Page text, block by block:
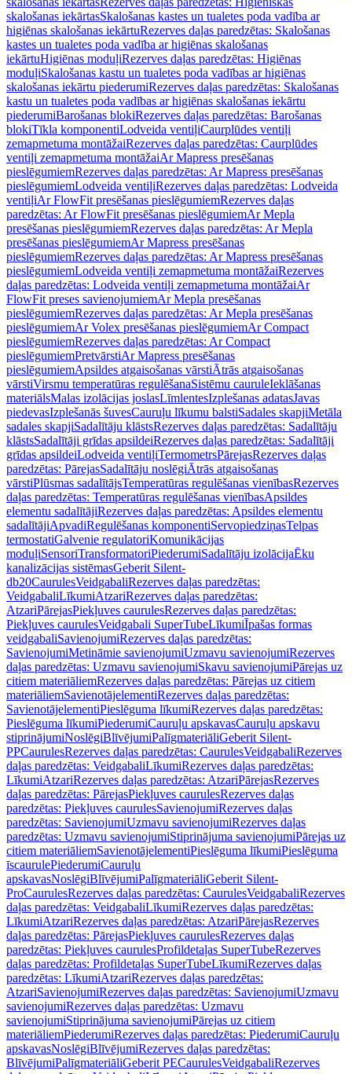
skalošanas iekārtasSkalošanas kastes un tualetes poda vadība ar
higiēnas skalošanas iekārtuRezerves daļas paredzētas: Skalošanas
kastes un tualetes poda vadība ar higiēnas skalošanas
iekārtuHigiēnas moduļiRezerves daļas paredzētas: Higiēnas
moduļiSkalošanas kastu un tualetes poda vadības ar higiēnas
skalošanas iekārtu piederumiRezerves daļas paredzētas: Skalošanas
kastu un tualetes poda vadības ar higiēnas skalošanas iekārtu
piederumiBarošanas blokiRezerves daļas paredzētas: Barošanas
blokiTīkla komponentiLodveida ventiļiCaurplūdes ventiļi
zemapmetuma montāžaiRezerves daļas paredzētas: Caurplūdes
ventiļi zemapmetuma montāžaiAr Mapress presēšanas
pieslēgumiemRezerves daļas paredzētas: Ar Mapress presēšanas
pieslēgumiemLodveida ventiļiRezerves daļas paredzētas: Lodveida
ventiļiAr FlowFit presēšanas pieslēgumiemRezerves daļas
paredzētas: Ar FlowFit presēšanas pieslēgumiemAr Mepla
presēšanas pieslēgumiemRezerves daļas paredzētas: Ar Mepla
presēšanas pieslēgumiemAr Mapress presēšanas
pieslēgumiemRezerves daļas paredzētas: Ar Mapress presēšanas
pieslēgumiemLodveida ventiļi zemapmetuma montāžaiRezerves
daļas paredzētas: Lodveida ventiļi zemapmetuma montāžaiAr
FlowFit preses savienojumiemAr Mepla presēšanas
pieslēgumiemRezerves daļas paredzētas: Ar Mepla presēšanas
pieslēgumiemAr Volex presēšanas pieslēgumiemAr Compact
pieslēgumiemRezerves daļas paredzētas: Ar Compact
pieslēgumiemPretvārstiAr Mapress presēšanas
pieslēgumiemApsildes atgaisošanas vārstiĀtrās atgaisošanas
vārstiVirsmu temperatūras regulēšanaSistēmu cauruleIeklāšanas
materiālsMalas izolācijas joslasLīmlentesIzplešanas adatasJavas
piedevasIzplešanās šuvesCauruļu līkumu balstiSadales skapjiMetāla
sadales skapjiSadalītāju klāstsRezerves daļas paredzētas: Sadalītāju
klāstsSadalītāji grīdas apsildeiRezerves daļas paredzētas: Sadalītāji
grīdas apsildeiLodveida ventiļiTermometrsPārejasRezerves daļas
paredzētas: PārejasSadalītāju noslēgiĀtrās atgaisošanas
vārstiPlūsmas sadalītājsTemperatūras regulēšanas vienībasRezerves
daļas paredzētas: Temperatūras regulēšanas vienībasApsildes
elementu sadalītājiRezerves daļas paredzētas: Apsildes elementu
sadalītājiApvadiRegulēšanas komponentiServopiedziņasTelpas
termostatiGalvenie regulatoriKomunikācijas
moduļiSensoriTransformatoriPiederumiSadalītāju izolācijaĒku
kanalizācijas sistēmasGeberit Silent-
db20CaurulesVeidgabaliRezerves daļas paredzētas:
VeidgabaliLīkumiAtzariRezerves daļas paredzētas:
AtzariPārejasPiekļuves caurulesRezerves daļas paredzētas:
Piekļuves caurulesVeidgabali SuperTubeLīkumiĪpašas formas
veidgabaliSavienojumiRezerves daļas paredzētas:
SavienojumiMetināmie savienojumiUzmavu savienojumiRezerves
daļas paredzētas: Uzmavu savienojumiSkavu savienojumiPārejas uz
citiem materiāliemRezerves daļas paredzētas: Pārejas uz citiem
materiāliemSavienotājelementiRezerves daļas paredzētas:
SavienotājelementiPieslēguma līkumiRezerves daļas paredzētas:
Pieslēguma līkumiPiederumiCauruļu apskavasCauruļu apskavu
stiprinājumiNoslēgiBlīvējumiPalīgmateriāliGeberit Silent-
PPCaurulesRezerves daļas paredzētas: CaurulesVeidgabaliRezerves
daļas paredzētas: VeidgabaliLīkumiRezerves daļas paredzētas:
LīkumiAtzariRezerves daļas paredzētas: AtzariPārejasRezerves
daļas paredzētas: PārejasPiekļuves caurulesRezerves daļas
paredzētas: Piekļuves caurulesSavienojumiRezerves daļas
paredzētas: SavienojumiUzmavu savienojumiRezerves daļas
paredzētas: Uzmavu savienojumiStiprinājuma savienojumiPārejas uz
citiem materiāliemSavienotājelementiPieslēguma līkumiPieslēguma
īscaurulePiederumiCauruļu
apskavasNoslēgiBlīvējumiPalīgmateriāliGeberit Silent-
ProCaurulesRezerves daļas paredzētas: CaurulesVeidgabaliRezerves
daļas paredzētas: VeidgabaliLīkumiRezerves daļas paredzētas:
LīkumiAtzariRezerves daļas paredzētas: AtzariPārejasRezerves
daļas paredzētas: PārejasPiekļuves caurulesRezerves daļas
paredzētas: Piekļuves caurulesProfildetaļas SuperTubeRezerves
daļas paredzētas: Profildetaļas SuperTubeLīkumiRezerves daļas
paredzētas: LīkumiAtzariRezerves daļas paredzētas:
AtzariSavienojumiRezerves daļas paredzētas: SavienojumiUzmavu
savienojumiRezerves daļas paredzētas: Uzmavu
savienojumiStiprinājuma savienojumiPārejas uz citiem
materiāliemPiederumiRezerves daļas paredzētas: PiederumiCauruļu
apskavasNoslēgiBlīvējumiRezerves daļas paredzētas:
BlīvējumiPalīgmateriāliGeberit PECaurulesVeidgabaliRezerves